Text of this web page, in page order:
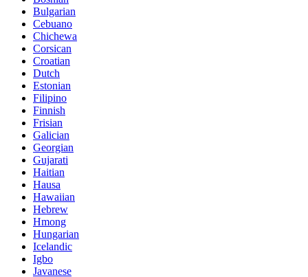
Bulgarian
Cebuano
Chichewa
Corsican
Croatian
Dutch
Estonian
Filipino
Finnish
Frisian
Galician
Georgian
Gujarati
Haitian
Hausa
Hawaiian
Hebrew
Hmong
Hungarian
Icelandic
Igbo
Javanese